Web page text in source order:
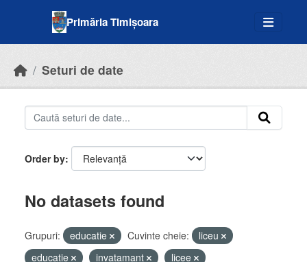
Primăria Timișoara
Seturi de date
Order by
No datasets found
Grupuri: educatie Cuvinte cheie:
liceu
educatie
invatamant
licee